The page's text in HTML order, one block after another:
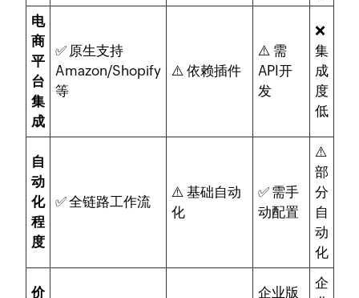
电
商
平
台
集
成
✅ 原生支持
Amazon/Shopify
等
⚠️ 依赖插件
⚠️ 需
API开
发
❌
集
成
度
低
自
动
化
程
度
✅ 全链路工作流
⚠️ 基础自动
化
✅ 需手
动配置
⚠️
部
分
自
动
化
价 企业版
企